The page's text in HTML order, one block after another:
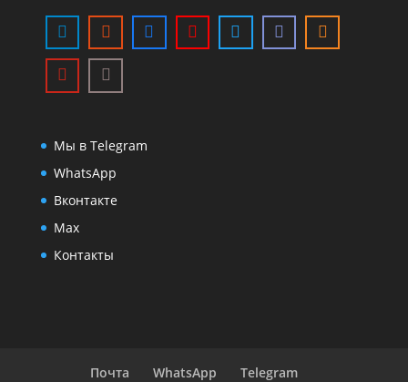
Мы в Telegram
WhatsApp
Вконтакте
Max
Контакты
Почта WhatsApp Telegram